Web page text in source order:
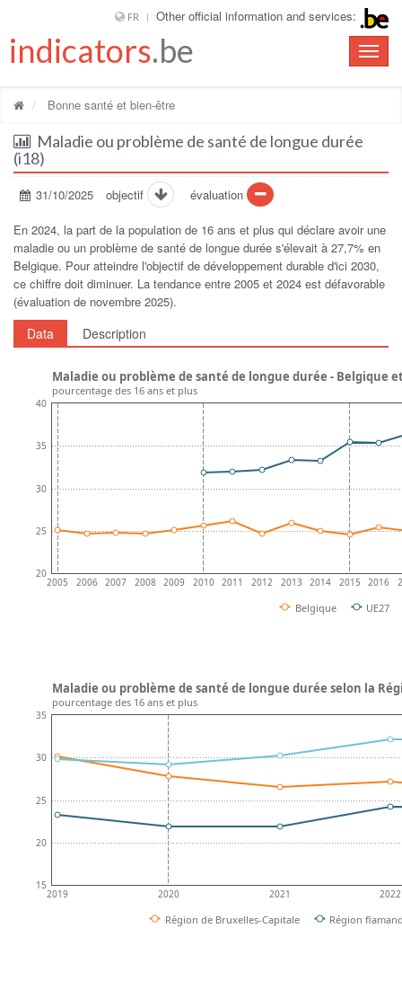
FR Other official information and services:
Toggle
indicators.be
Bonne santé et bien-être
Maladie ou problème de santé de longue durée
(i18)
31/10/2025 objectif évaluation
En 2024, la part de la population de 16 ans et plus qui déclare avoir une
maladie ou un problème de santé de longue durée s'élevait à 27,7% en
Belgique. Pour atteindre l'objectif de développement durable d'ici 2030,
ce chiffre doit diminuer. La tendance entre 2005 et 2024 est défavorable
(évaluation de novembre 2025).
Data Description
2005 2006 2007 2008 2009 2010 2011 2012 2013 2014 2015 2016
20
25
30
35
40
Belgique UE27
Maladie ou problème de santé de longue durée - Belgique
pourcentage des 16 ans et plus
2019 2020 2021 2022
15
20
25
30
35
Région de Bruxelles-Capitale Région
Maladie ou problème de santé de longue durée selon la
pourcentage des 16 ans et plus